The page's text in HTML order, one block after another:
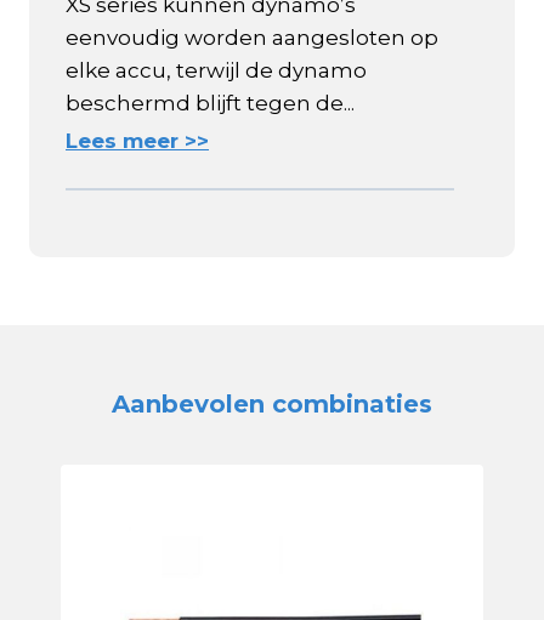
XS series kunnen dynamo’s
eenvoudig worden aangesloten op
elke accu, terwijl de dynamo
beschermd blijft tegen de...
Lees meer >>
Aanbevolen combinaties